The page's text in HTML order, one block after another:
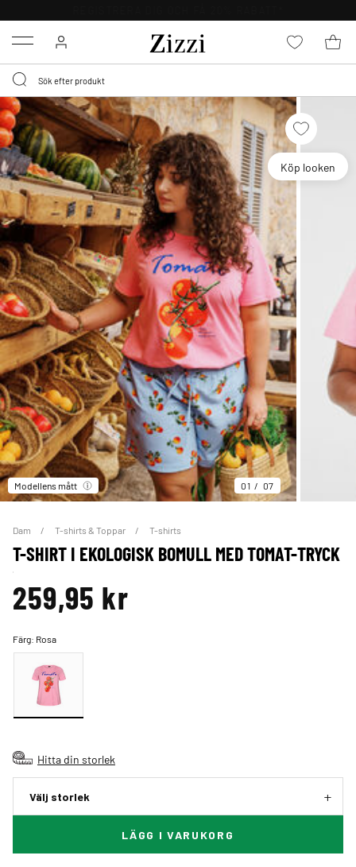
Menu
Köp looken
Modellens mått 01 07
Dam T-shirts & Toppar T-shirts
T-SHIRT I EKOLOGISK BOMULL MED TOMAT-TRYCK
259,95 kr
Färg: Rosa
Hitta din storlek
Välj storlek
LÄGG I VARUKORG